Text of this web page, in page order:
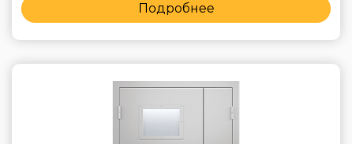
Подробнее